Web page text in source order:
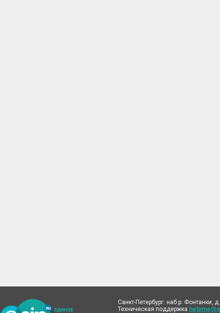
Санкт-Петербург: наб.р. Фонтанки,
Техническая поддержка